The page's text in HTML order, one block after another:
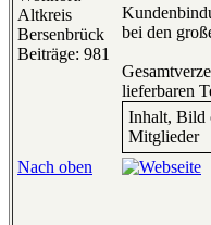
Altkreis
Bersenbrück
Beiträge: 981
bei den
lieferbaren
Inhalt, Bild
Mitglieder
Nach oben